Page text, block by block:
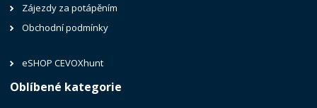
Zájezdy za potápěním
Obchodní podmínky
eSHOP CEVOXhunt
Oblíbené kategorie